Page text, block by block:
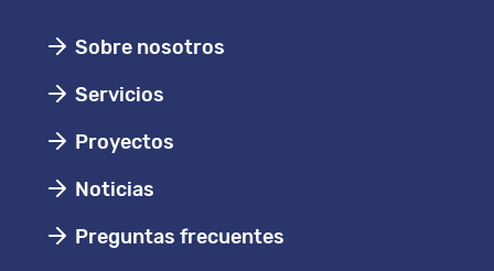
Sobre nosotros
Servicios
Proyectos
Noticias
Preguntas frecuentes